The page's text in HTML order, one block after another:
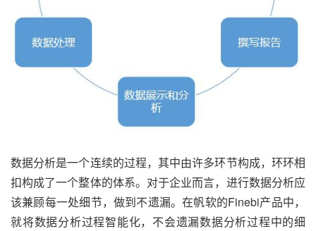
数据分析是一个连续的过程，其中由许多环节构成，环环相
扣构成了一个整体的体系。对于企业而言，进行数据分析应
该兼顾每一处细节，做到不遗漏。在帆软的Finebi产品中，
就将数据分析过程智能化，不会遗漏数据分析过程中的细